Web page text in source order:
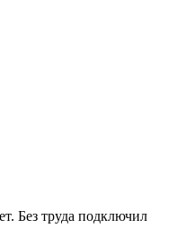
Без труда подключил